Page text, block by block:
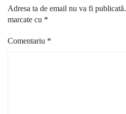
Adresa ta de email nu va fi publicată.
marcate cu *
Comentariu *